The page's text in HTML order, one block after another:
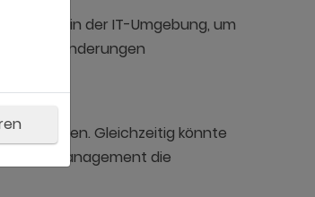
in der IT-Umgebung, um
sein, Änderungen
Gleichzeitig könnte
Management die